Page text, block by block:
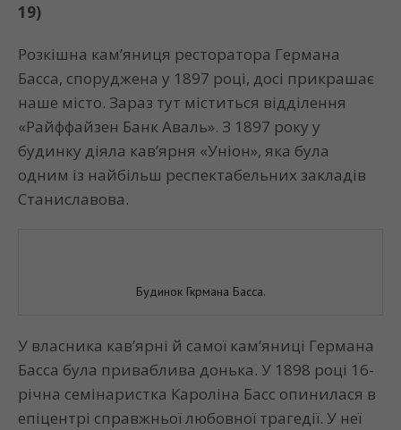
19)
Розкішна кам’яниця ресторатора Германа
Басса, споруджена у 1897 році, досі прикрашає
наше місто. Зараз тут міститься відділення
«Райффайзен Банк Аваль». З 1897 року у
будинку діяла кав’ярня «Уніон», яка була
одним із найбільш респектабельних закладів
Станиславова.
Будинок Гкрмана Басса.
У власника кав’ярні й самої кам’яниці Германа
Басса була приваблива донька. У 1898 році 16-
річна семінаристка Кароліна Басс опинилася в
епіцентрі справжньої любовної трагедії. У неї